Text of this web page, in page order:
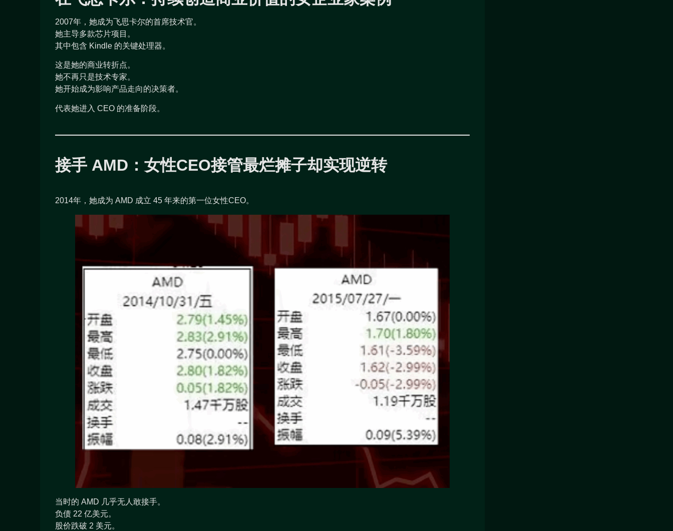
2007年，她成为飞思卡尔的首席技术官。
她主导多款芯片项目。
其中包含 Kindle 的关键处理器。
这是她的商业转折点。
她不再只是技术专家。
她开始成为影响产品走向的决策者。
代表她进入 CEO 的准备阶段。
接手 AMD：女性CEO接管最烂摊子却实现逆转
2014年，她成为 AMD 成立 45 年来的第一位女性CEO。
当时的 AMD 几乎无人敢接手。
负债 22 亿美元。
股价跌破 2 美元。